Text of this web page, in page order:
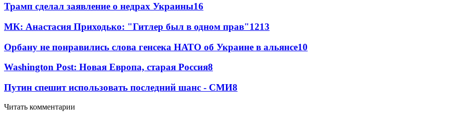
Трамп сделал заявление о недрах Украины16
МК: Анастасия Приходько: "Гитлер был в одном прав"1213
Орбану не понравились слова генсека НАТО об Украине в альянсе10
Washington Post: Новая Европа, старая Россия8
Путин спешит использовать последний шанс - СМИ8
Читать комментарии